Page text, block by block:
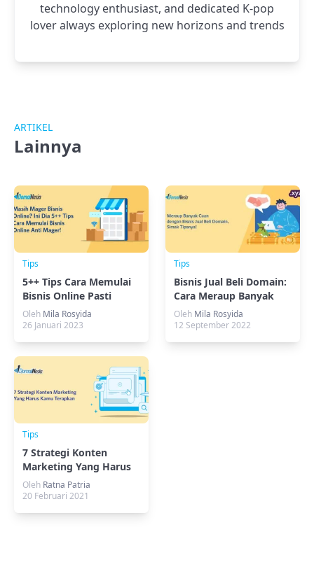
technology enthusiast, and dedicated K-pop
lover always exploring new horizons and trends
ARTIKEL
Lainnya
Tips
5++ Tips Cara Memulai
Bisnis Online Pasti
Berhasil
Oleh Mila Rosyida
26 Januari 2023
Tips
Bisnis Jual Beli Domain:
Cara Meraup Banyak
Cuan
Oleh Mila Rosyida
12 September 2022
Tips
7 Strategi Konten
Marketing Yang Harus
Kamu Terapkan
Oleh Ratna Patria
20 Februari 2021